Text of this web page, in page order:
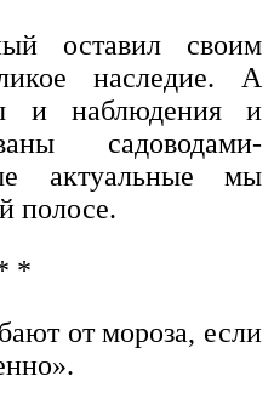
оставил своим
наследие. А
и наблюдения и
садоводами-
актуальные мы
полосе.
*
от мороза, если